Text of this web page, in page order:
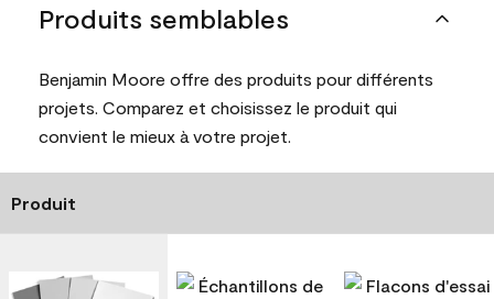
Produits semblables
Benjamin Moore offre des produits pour différents
projets. Comparez et choisissez le produit qui
convient le mieux à votre projet.
Produit